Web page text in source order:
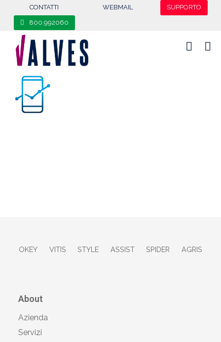
CONTATTI WEBMAIL SUPPORTO
800.992060
OKEY VITIS STYLE ASSIST SPIDER AGRIS
About
Azienda
Servizi